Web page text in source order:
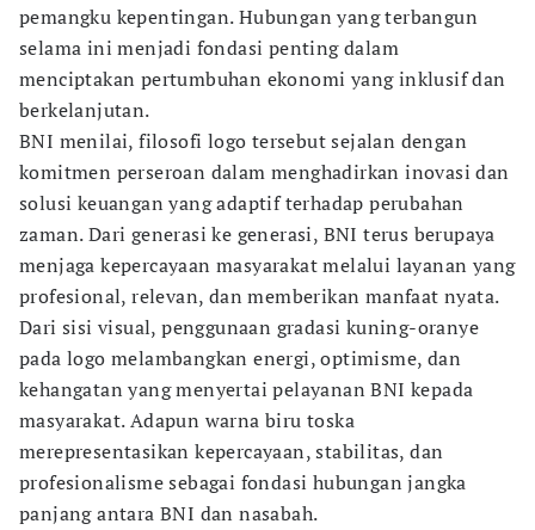
pemangku kepentingan. Hubungan yang terbangun
selama ini menjadi fondasi penting dalam
menciptakan pertumbuhan ekonomi yang inklusif dan
berkelanjutan.
BNI menilai, filosofi logo tersebut sejalan dengan
komitmen perseroan dalam menghadirkan inovasi dan
solusi keuangan yang adaptif terhadap perubahan
zaman. Dari generasi ke generasi, BNI terus berupaya
menjaga kepercayaan masyarakat melalui layanan yang
profesional, relevan, dan memberikan manfaat nyata.
Dari sisi visual, penggunaan gradasi kuning-oranye
pada logo melambangkan energi, optimisme, dan
kehangatan yang menyertai pelayanan BNI kepada
masyarakat. Adapun warna biru toska
merepresentasikan kepercayaan, stabilitas, dan
profesionalisme sebagai fondasi hubungan jangka
panjang antara BNI dan nasabah.